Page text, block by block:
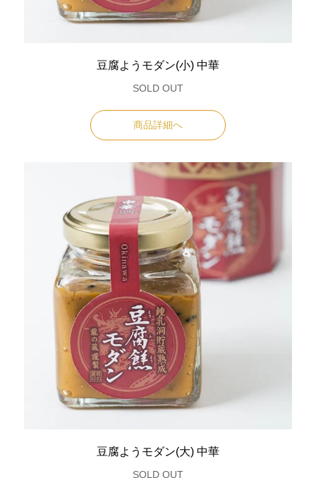
豆腐ようモダン(小) 中華
SOLD OUT
商品詳細へ
豆腐ようモダン(大) 中華
SOLD OUT